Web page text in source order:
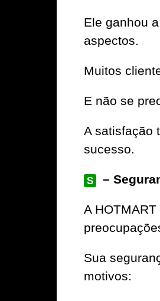
Ele ganhou
aspectos.
Muitos
E não se
A satisfação
sucesso.
S –
A HOTMART
Sua
motivos: